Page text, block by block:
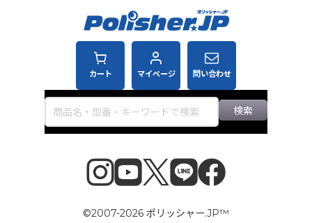
カート マイページ 問い合わせ
検索
©2007-2026 ポリッシャー.JP™